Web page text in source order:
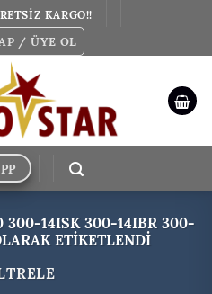
KARGO!!
/ ÜYE OL
300-14ISK 300-14IBR 300-
ETIKETLENDI